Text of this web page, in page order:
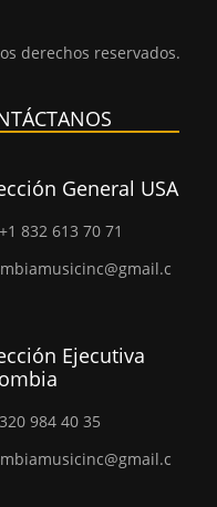
derechos reservados.
General USA
832 613 70 71
Ejecutiva
984 40 35